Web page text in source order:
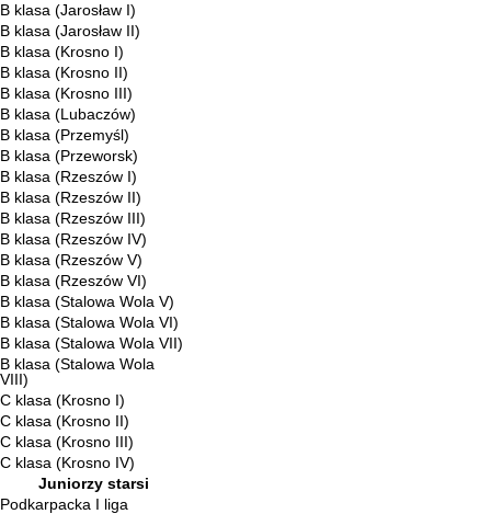
B klasa (Jarosław I)
B klasa (Jarosław II)
B klasa (Krosno I)
B klasa (Krosno II)
B klasa (Krosno III)
B klasa (Lubaczów)
B klasa (Przemyśl)
B klasa (Przeworsk)
B klasa (Rzeszów I)
B klasa (Rzeszów II)
B klasa (Rzeszów III)
B klasa (Rzeszów IV)
B klasa (Rzeszów V)
B klasa (Rzeszów VI)
B klasa (Stalowa Wola V)
B klasa (Stalowa Wola VI)
B klasa (Stalowa Wola VII)
B klasa (Stalowa Wola
VIII)
C klasa (Krosno I)
C klasa (Krosno II)
C klasa (Krosno III)
C klasa (Krosno IV)
Juniorzy starsi
Podkarpacka I liga